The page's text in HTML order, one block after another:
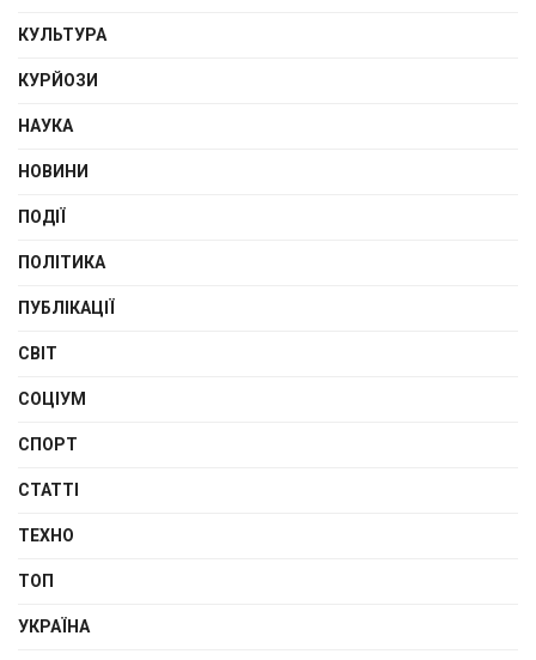
КУЛЬТУРА
КУРЙОЗИ
НАУКА
НОВИНИ
ПОДІЇ
ПОЛІТИКА
ПУБЛІКАЦІЇ
СВІТ
СОЦІУМ
СПОРТ
СТАТТІ
ТЕХНО
ТОП
УКРАЇНА